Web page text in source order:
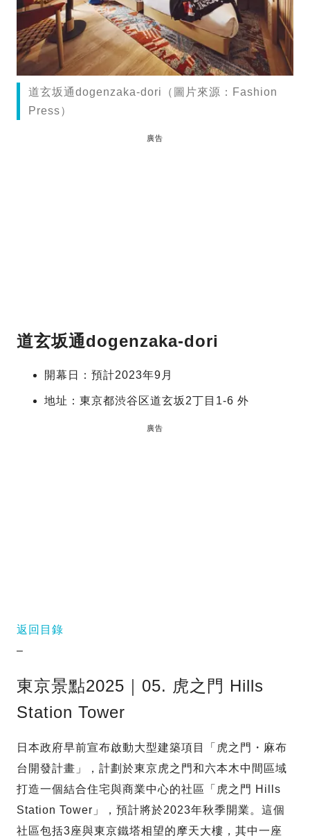
道玄坂通dogenzaka-dori（圖片來源：Fashion
Press）
廣告
道玄坂通dogenzaka-dori
開幕日：預計2023年9月
地址：東京都渋谷区道玄坂2丁目1-6 外
廣告
返回目錄
–
東京景點2025｜05. 虎之門 Hills
Station Tower
日本政府早前宣布啟動大型建築項目「虎之門・麻布
台開發計畫」，計劃於東京虎之門和六本木中間區域
打造一個結合住宅與商業中心的社區「虎之門 Hills
Station Tower」，預計將於2023年秋季開業。這個
社區包括3座與東京鐵塔相望的摩天大樓，其中一座